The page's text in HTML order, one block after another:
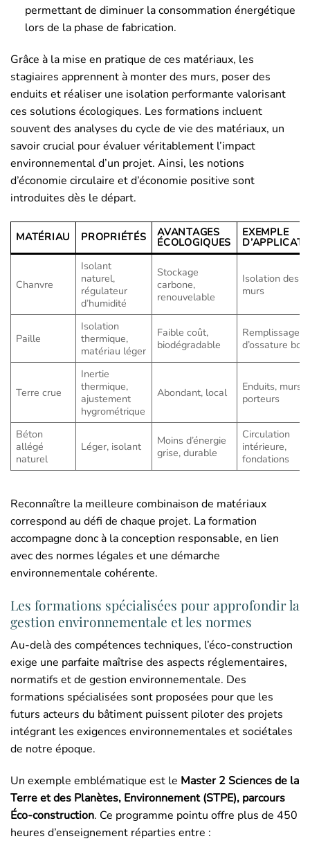
permettant de diminuer la consommation énergétique
lors de la phase de fabrication.
Grâce à la mise en pratique de ces matériaux, les
stagiaires apprennent à monter des murs, poser des
enduits et réaliser une isolation performante valorisant
ces solutions écologiques. Les formations incluent
souvent des analyses du cycle de vie des matériaux, un
savoir crucial pour évaluer véritablement l’impact
environnemental d’un projet. Ainsi, les notions
d’économie circulaire et d’économie positive sont
introduites dès le départ.
MATÉRIAU PROPRIÉTÉS AVANTAGES
ÉCOLOGIQUES
EXEMPLE
Chanvre
Isolant
naturel,
régulateur
d’humidité
Stockage
carbone,
renouvelable
Isolation des
murs
Paille
Isolation
thermique,
matériau léger
Faible coût,
biodégradable
Remplissage
d’ossature bois
Terre crue
Inertie
thermique,
ajustement
hygrométrique
Abondant, local
Enduits, murs
porteurs
Béton
allégé
naturel
Léger, isolant
Moins d’énergie
grise, durable
Circulation
intérieure,
fondations
Reconnaître la meilleure combinaison de matériaux
correspond au défi de chaque projet. La formation
accompagne donc à la conception responsable, en lien
avec des normes légales et une démarche
environnementale cohérente.
Les formations spécialisées pour approfondir la
gestion environnementale et les normes
Au-delà des compétences techniques, l’éco-construction
exige une parfaite maîtrise des aspects réglementaires,
normatifs et de gestion environnementale. Des
formations spécialisées sont proposées pour que les
futurs acteurs du bâtiment puissent piloter des projets
intégrant les exigences environnementales et sociétales
de notre époque.
Un exemple emblématique est le Master 2 Sciences de la
Terre et des Planètes, Environnement (STPE), parcours
Éco-construction. Ce programme pointu offre plus de 450
heures d’enseignement réparties entre :